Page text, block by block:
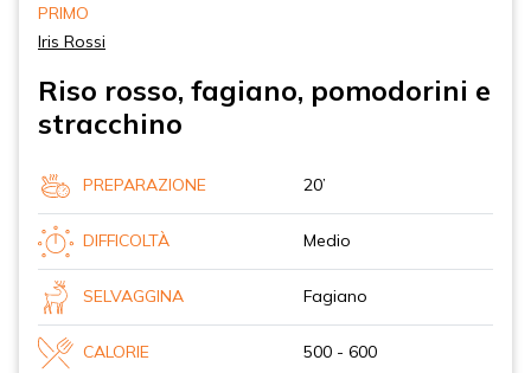
PRIMO
Iris Rossi
Riso rosso, fagiano, pomodorini e
stracchino
PREPARAZIONE 20’
DIFFICOLTÀ Medio
SELVAGGINA Fagiano
CALORIE 500 - 600